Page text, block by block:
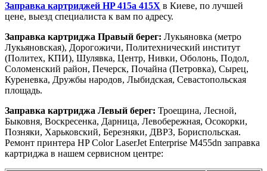
Заправка картриджей HP 415a 415X в Киеве, по лучшей
цене, выезд специалиста к вам по адресу.
Заправка картриджа Правый берег: Лукьяновка (метро
Лукьяновская), Дорогожичи, Политехнический институт
(Политех, КПИ), Шулявка, Центр, Нивки, Оболонь, Подол,
Соломенский район, Печерск, Почайна (Петровка), Сырец,
Куреневка, Дружбы народов, Лыбидская, Севастопольская
площадь.
Заправка картриджа Левый берег: Троещина, Лесной,
Быковня, Воскресенка, Дарница, Левобережная, Осокорки,
Позняки, Харьковский, Березняки, ДВРЗ, Бориспольская.
Ремонт принтера HP Color LaserJet Enterprise M455dn заправка
картриджа в нашем сервисном центре: